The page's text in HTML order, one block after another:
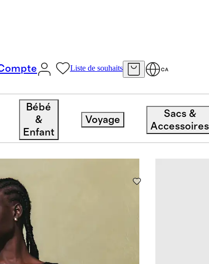
Liste de souhaits CA
Bébé
&
Enfant
Voyage
Sacs &
Accessoires
1635 articles Trier